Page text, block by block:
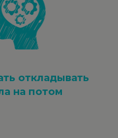
откладывать
на потом